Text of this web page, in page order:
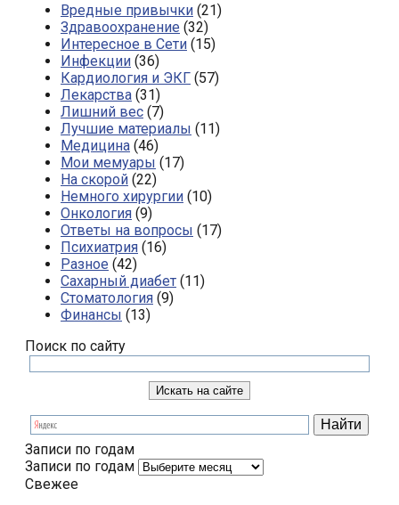
Вредные привычки (21)
Здравоохранение (32)
Интересное в Сети (15)
Инфекции (36)
Кардиология и ЭКГ (57)
Лекарства (31)
Лишний вес (7)
Лучшие материалы (11)
Медицина (46)
Мои мемуары (17)
На скорой (22)
Немного хирургии (10)
Онкология (9)
Ответы на вопросы (17)
Психиатрия (16)
Разное (42)
Сахарный диабет (11)
Стоматология (9)
Финансы (13)
Поиск по сайту
Записи по годам
Записи по годам
Свежее